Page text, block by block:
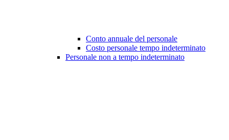
Conto annuale del personale
Costo personale tempo indeterminato
Personale non a tempo indeterminato